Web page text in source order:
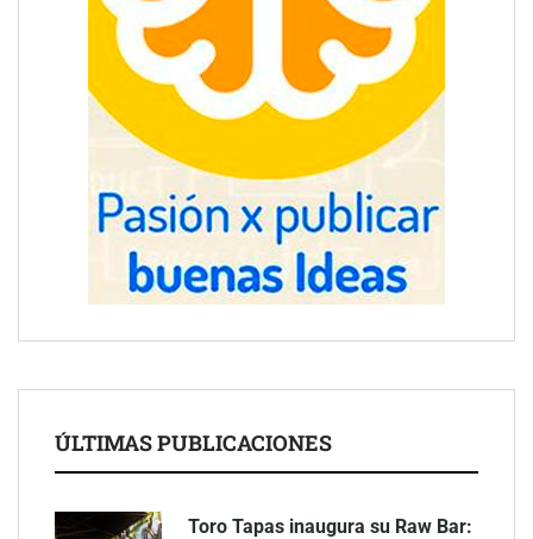
ÚLTIMAS PUBLICACIONES
Toro Tapas inaugura su Raw Bar: